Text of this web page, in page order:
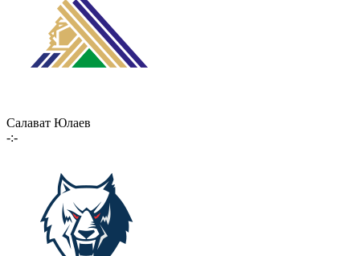
Салават Юлаев
-:-